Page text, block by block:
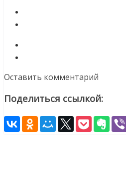
Оставить комментарий
Поделиться ссылкой: